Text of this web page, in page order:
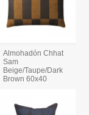
Almohadón Chhat
Sam
Beige/Taupe/Dark
Brown 60x40